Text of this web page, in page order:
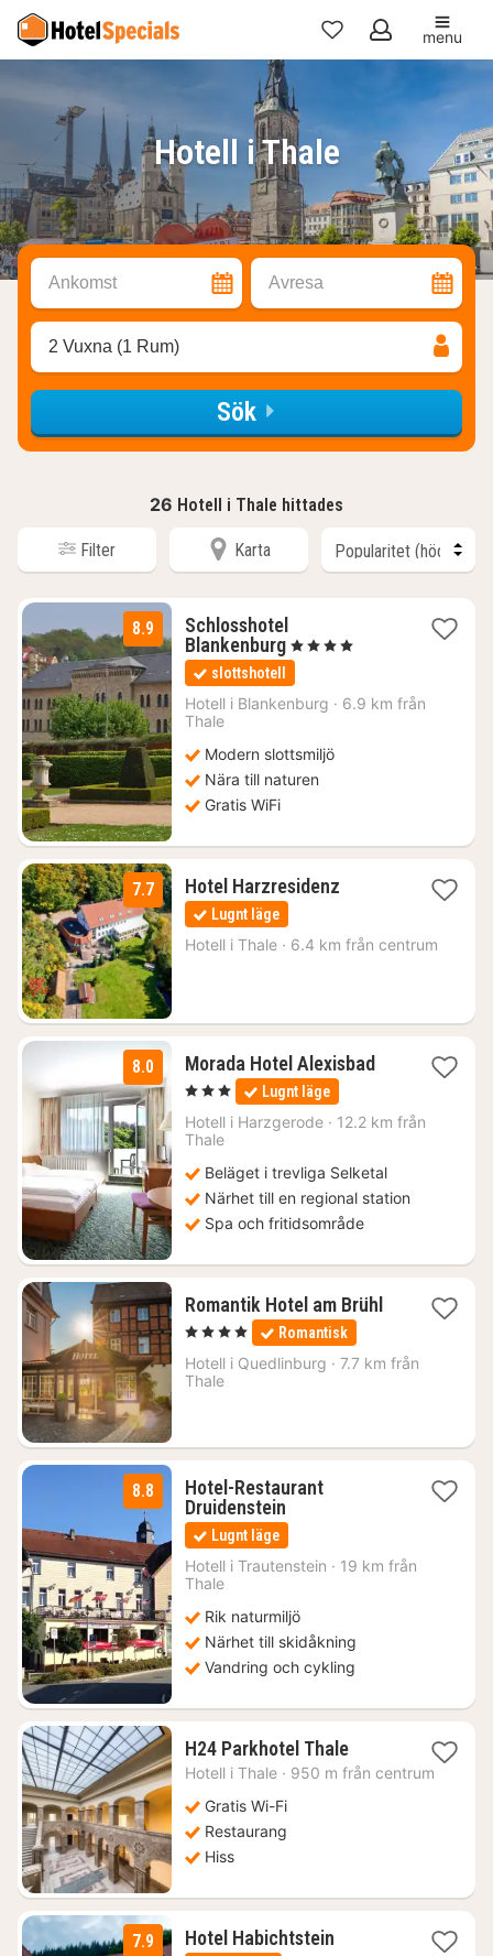
Mina
menu
Hotell i Thale
Ankomst Avresa
2 Vuxna (1 Rum)
Sök
26 Hotell i Thale hittades
Filter Karta
8.9
Schlosshotel
Blankenburg1
natt
från
1877
, 4 Stjärnor
slottshotell
Hotell i Blankenburg · 6.9 km från
Thale
Modern slottsmiljö
Nära till naturen
Gratis WiFi
7.7 Hotel Harzresidenz1
779
Lugnt läge
Hotell i Thale · 6.4 km från centrum
8.0 Morada Hotel Alexisbad3
892
, 3 Stjärnor Lugnt läge
Hotell i Harzgerode · 12.2 km från
Thale
Beläget i trevliga Selketal
Närhet till en regional station
Spa och fritidsområde
Romantik Hotel am Brühl1
1887
, 4 Stjärnor Romantisk
Hotell i Quedlinburg · 7.7 km från
Thale
8.8
Hotel-Restaurant
Druidenstein2
nätter
för
977
Lugnt läge
Hotell i Trautenstein · 19 km från
Thale
Rik naturmiljö
Närhet till skidåkning
Vandring och cykling
H24 Parkhotel Thale1
natt
Hotell i Thale · 950 m från centrum
Gratis Wi-Fi
Restaurang
Hiss
7.9 Hotel Habichtstein1